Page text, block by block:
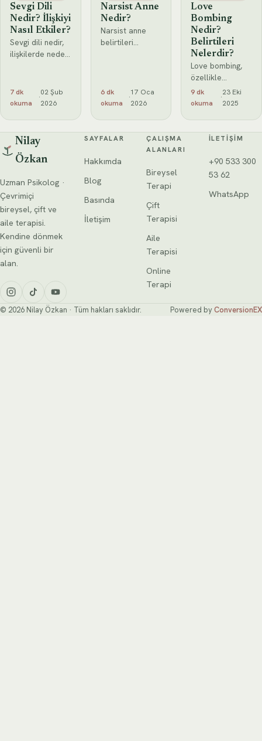
Sevgi Dili
Nedir? İlişkiyi
Nasıl Etkiler?
Sevgi dili nedir,
ilişkilerde neden
partner uyumu
ve ilişkilere
edinin.
7 dk
okuma
·
02 Şub
2026
Narsist Anne
Nedir?
Narsist anne
belirtileri
çocuklar
üzerindeki
çıkma yolları
hakkında detaylı
rehber.
6 dk
okuma
·
17 Oca
2026
Love
Bombing
Nedir?
Belirtileri
Nelerdir?
Love bombing,
özellikle
narsistik ilişkiler
ve duygusal
sıkça görülür.
kısa sürede
“mükemmel
9 dk
okuma
·
23 Eki
2025
Nilay
Özkan
Uzman Psikolog ·
Çevrimiçi
bireysel, çift ve
aile terapisi.
Kendine dönmek
için güvenli bir
alan.
SAYFALAR
Hakkımda
Blog
Basında
İletişim
ÇALIŞMA
ALANLARI
Bireysel
Terapi
Çift
Terapisi
Aile
Terapisi
Online
Terapi
İLETIŞIM
+90 533 300
53 62
WhatsApp
© 2026 Nilay Özkan · Tüm hakları saklıdır. Powered byConversionEX